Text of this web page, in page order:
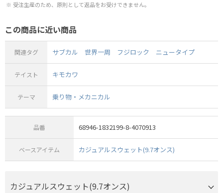
受注生産のため、原則として返品をお受けできません。
この商品に近い商品
関連タグ サブカル 世界一周 フジロック ニュータイプ
テイスト キモカワ
テーマ 乗り物・メカニカル
品番 68946-1832199-8-4070913
ベースアイテム カジュアルスウェット(9.7オンス)
カジュアルスウェット(9.7オンス)